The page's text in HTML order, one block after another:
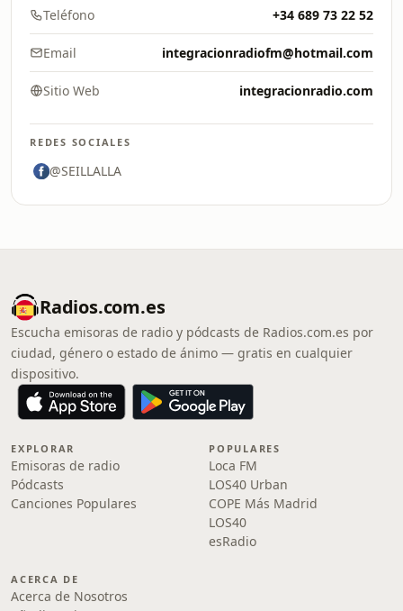
Teléfono +34 689 73 22 52
Email integracionradiofm@hotmail.com
Sitio Web integracionradio.com
REDES SOCIALES
@SEILLALLA
Radios.com.es
Escucha emisoras de radio y pódcasts de Radios.com.es por
ciudad, género o estado de ánimo — gratis en cualquier
dispositivo.
EXPLORAR
Emisoras de radio
Pódcasts
Canciones Populares
POPULARES
Loca FM
LOS40 Urban
COPE Más Madrid
LOS40
esRadio
ACERCA DE
Acerca de Nosotros